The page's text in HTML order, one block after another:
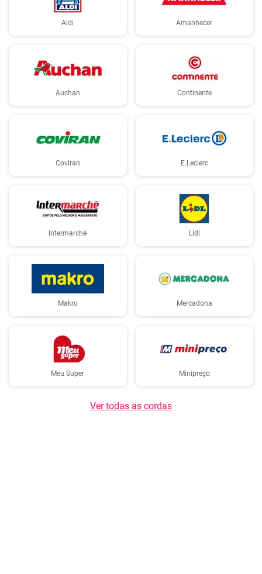
Aldi Amanhecer
Auchan Continente
Coviran E.Leclerc
Intermarché Lidl
Makro Mercadona
Meu Super Minipreço
Ver todas as cordas